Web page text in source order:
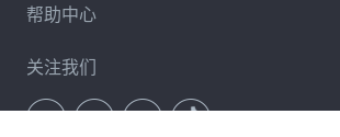
帮助中心
关注我们